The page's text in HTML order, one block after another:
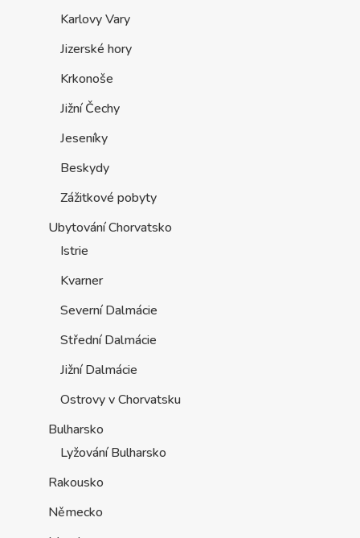
Karlovy Vary
Jizerské hory
Krkonoše
Jižní Čechy
Jeseníky
Beskydy
Zážitkové pobyty
Ubytování Chorvatsko
Istrie
Kvarner
Severní Dalmácie
Střední Dalmácie
Jižní Dalmácie
Ostrovy v Chorvatsku
Bulharsko
Lyžování Bulharsko
Rakousko
Německo